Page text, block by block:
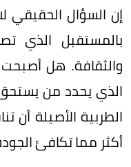
إن السؤال الحقيقي
بالمستقبل الذي
والثقافة. هل أصبحت
الذي يحدد من
الطربية الأصيلة
أكثر مما تكافئ